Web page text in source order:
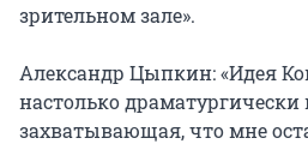
зрительном зале».
Александр Цыпкин: «Идея
настолько
захватывающая, что мне